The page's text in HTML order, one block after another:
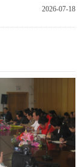
2026-07-18